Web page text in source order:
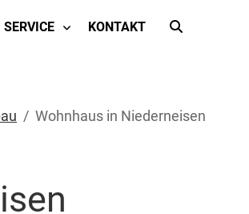
SERVICE KONTAKT
Wohnhaus in Niederneisen